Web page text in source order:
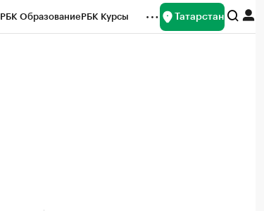
РБК ОбразованиеРБК Курсы Татарстан